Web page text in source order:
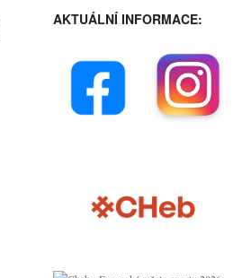
AKTUÁLNÍ INFORMACE: